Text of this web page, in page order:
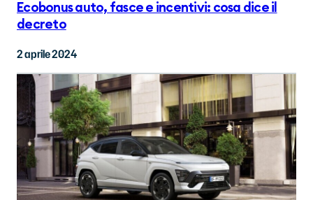
Ecobonus auto, fasce e incentivi: cosa dice il
decreto
2 aprile 2024